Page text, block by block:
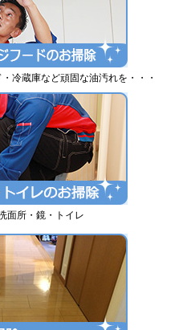
冷蔵庫など頑固な油汚れを・・・
面所・鏡・トイレ